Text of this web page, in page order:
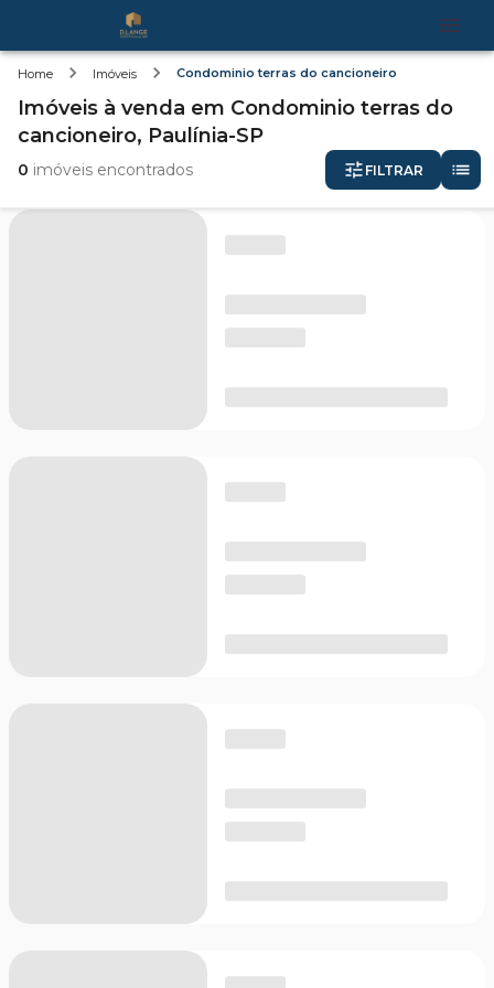
Home Imóveis Condominio terras do cancioneiro
Imóveis à venda em Condominio terras do
cancioneiro, Paulínia-SP
0 imóveis encontrados FILTRAR